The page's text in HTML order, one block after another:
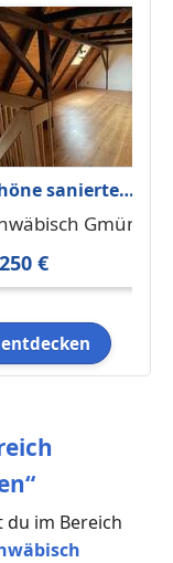
sanierte
Gmünd
Gmünd
€
im Bereich